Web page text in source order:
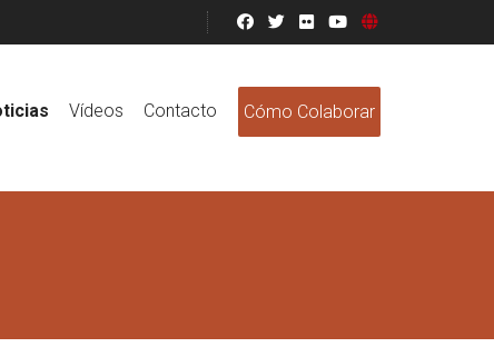
Vídeos Contacto Cómo Colaborar